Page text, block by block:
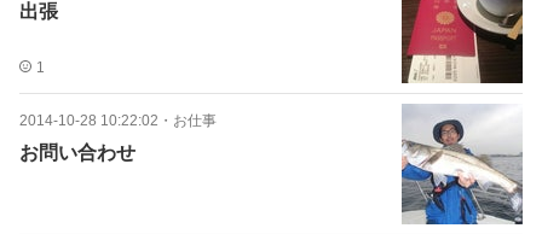
出張
1
2014-10-28 10:22:02 ・ お仕事
お問い合わせ